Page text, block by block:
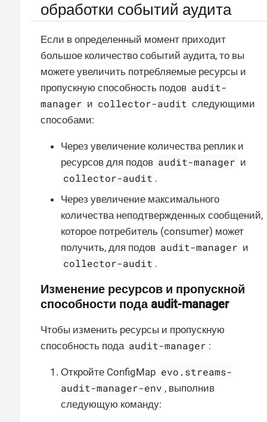
обработки событий аудита
Если в определенный момент приходит
большое количество событий аудита, то вы
можете увеличить потребляемые ресурсы и
пропускную способность подов audit-
manager и collector-audit следующими
способами:
Через увеличение количества реплик и
ресурсов для подов audit-manager и
collector-audit .
Через увеличение максимального
количества неподтвержденных сообщений,
которое потребитель (consumer) может
получить, для подов audit-manager и
collector-audit .
Изменение ресурсов и пропускной
способности пода audit-manager
Чтобы изменить ресурсы и пропускную
способность пода audit-manager :
Откройте ConfigMap evo.streams-
audit-manager-env , выполнив
следующую команду: